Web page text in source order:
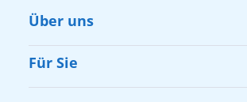
Über uns
Cruise & Help
Karriere
Für Sie